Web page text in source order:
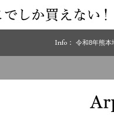
Info： 令和8年熊本